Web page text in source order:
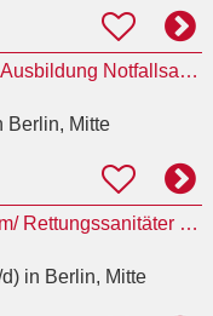
112 Medic 13_3/2026– Ausbildung Notfallsanitäterin / Notfallsanitäter auch als Kombiausbildung
Berlin, Mitte
Rettungsdienstpraktikum/ Rettungssanitäter (m/w/d)
in Berlin, Mitte